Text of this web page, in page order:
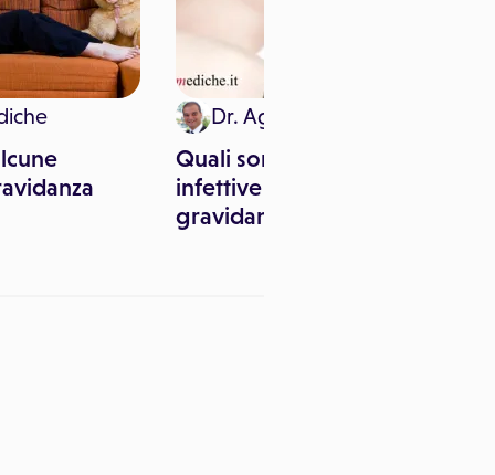
Dr. Agostino Menditto
Quali sono le malattie
infettive pericolose in
gravidanza?